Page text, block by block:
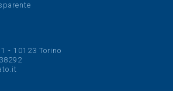
- 10123 Torino